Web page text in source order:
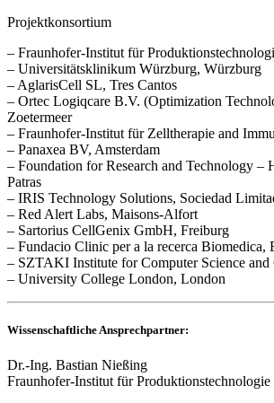
Projektkonsortium
– Fraunhofer-Institut für
– Universitätsklinikum Würzburg, Würzburg
– AglarisCell SL, Tres Cantos
– Ortec Logiqcare B.V. (Optimization
Zoetermeer
– Fraunhofer-Institut für Zelltherapie and
– Panaxea BV, Amsterdam
– Foundation for Research and Technology –
Patras
– IRIS Technology Solutions, Sociedad
– Red Alert Labs, Maisons-Alfort
– Sartorius CellGenix GmbH, Freiburg
– Fundacio Clinic per a la recerca Biomedica,
– SZTAKI Institute for Computer Science and
– University College London, London
Wissenschaftliche Ansprechpartner:
Dr.-Ing. Bastian Nießing
Fraunhofer-Institut für